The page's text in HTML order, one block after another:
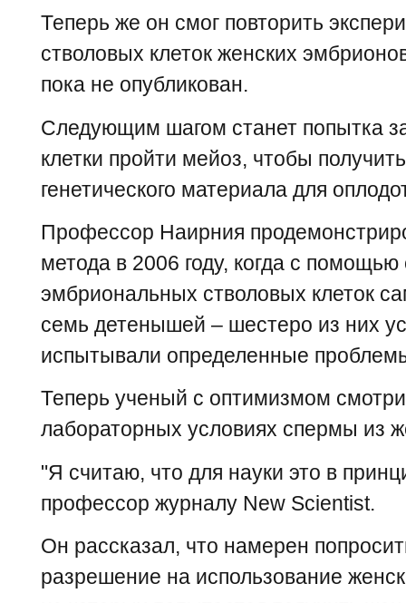
Теперь же он смог повторить
стволовых клеток женских
пока не опубликован.
Следующим шагом станет попытка
клетки пройти мейоз, чтобы
генетического материала для
Профессор Наирния
метода в 2006 году, когда с
эмбриональных стволовых клеток
семь детенышей – шестеро из них
испытывали определенные
Теперь ученый с оптимизмом
лабораторных условиях спермы из
"Я считаю, что для науки это в
профессор журналу New Scientist.
Он рассказал, что намерен
разрешение на использование